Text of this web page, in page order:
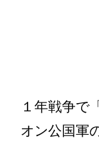
１年戦争で
オン公国軍